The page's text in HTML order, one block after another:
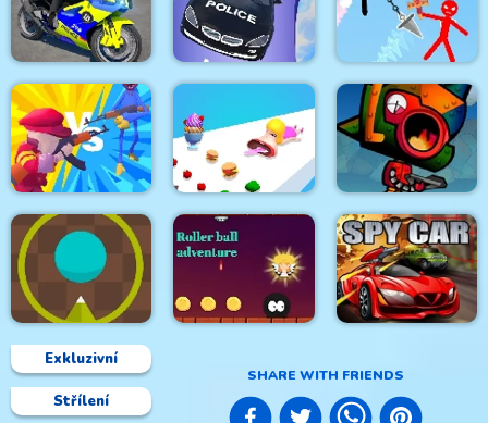
Exkluzivní
Střílení
SHARE WITH FRIENDS
Stick Clash Online
Hanger 2 HTML5
Censored
Spacewars Invaders
Police Bike Stunt
Race Game
Crazy Car Stunt Car
Games
Super Stickman
Duelist
Huggy Army
Commander
Steam Droid
Green Prickle
Roller Ball
Adventure
Spy Car